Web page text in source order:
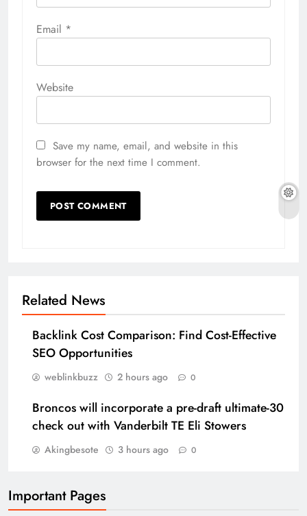
Email *
Website
Save my name, email, and website in this
browser for the next time I comment.
Related News
Backlink Cost Comparison: Find Cost-Effective
SEO Opportunities
weblinkbuzz 2 hours ago 0
Broncos will incorporate a pre-draft ultimate-30
check out with Vanderbilt TE Eli Stowers
Akingbesote 3 hours ago 0
Important Pages